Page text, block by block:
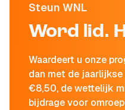
Steun WNL
Word lid.
Waardeert u onze
dan met de
€8,50, de wettelijk
bijdrage voor